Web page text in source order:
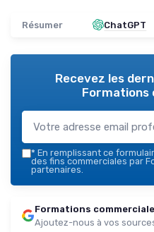
Résumer ChatGPT
Recevez les
Formations
* En remplissant ce
des fins commerciales par
partenaires.
Formations
Ajoutez-nous à vos